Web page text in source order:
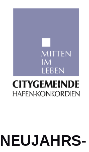
Zum
NEUJAHRS-